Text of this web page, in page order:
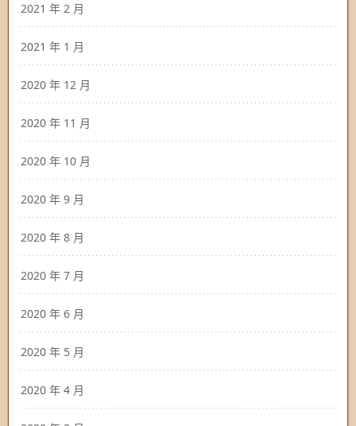
2021 年 2 月
2021 年 1 月
2020 年 12 月
2020 年 11 月
2020 年 10 月
2020 年 9 月
2020 年 8 月
2020 年 7 月
2020 年 6 月
2020 年 5 月
2020 年 4 月